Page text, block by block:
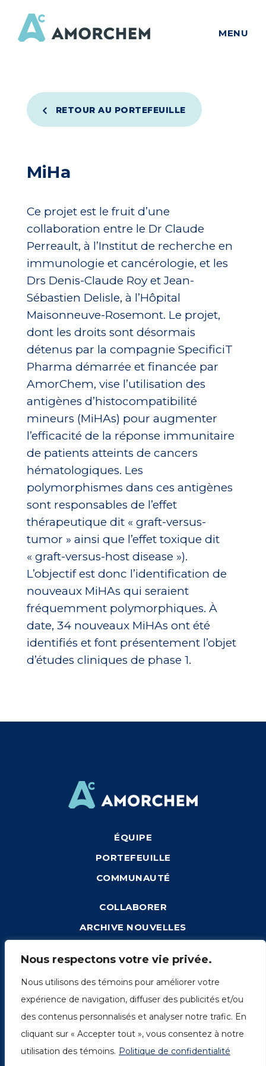
Nous respectons votre vie privée.
Nous utilisons des témoins pour améliorer votre
expérience de navigation, diffuser des publicités et/ou
des contenus personnalisés et analyser notre trafic. En
cliquant sur « Accepter tout », vous consentez à notre
utilisation des témoins. Politique de confidentialité
MENU
RETOUR AU PORTEFEUILLE
MiHa
Ce projet est le fruit d’une
collaboration entre le Dr Claude
Perreault, à l’Institut de recherche en
immunologie et cancérologie, et les
Drs Denis-Claude Roy et Jean-
Sébastien Delisle, à l’Hôpital
Maisonneuve-Rosemont. Le projet,
dont les droits sont désormais
détenus par la compagnie SpecificiT
Pharma démarrée et financée par
AmorChem, vise l’utilisation des
antigènes d’histocompatibilité
mineurs (MiHAs) pour augmenter
l’efficacité de la réponse immunitaire
de patients atteints de cancers
hématologiques. Les
polymorphismes dans ces antigènes
sont responsables de l’effet
thérapeutique dit « graft-versus-
tumor » ainsi que l’effet toxique dit
« graft-versus-host disease »).
L’objectif est donc l’identification de
nouveaux MiHAs qui seraient
fréquemment polymorphiques. À
date, 34 nouveaux MiHAs ont été
identifiés et font présentement l’objet
d’études cliniques de phase 1.
ÉQUIPE
PORTEFEUILLE
COMMUNAUTÉ
COLLABORER
ARCHIVE NOUVELLES
Montréal (Québec) H3H 2A1
info@amorchem.com